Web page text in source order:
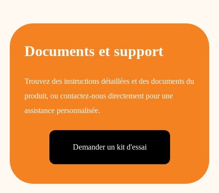
Documents et support
Trouvez des instructions détaillées et des documents du
produit, ou contactez-nous directement pour une
assistance personnalisée.
Demander un kit d'essai